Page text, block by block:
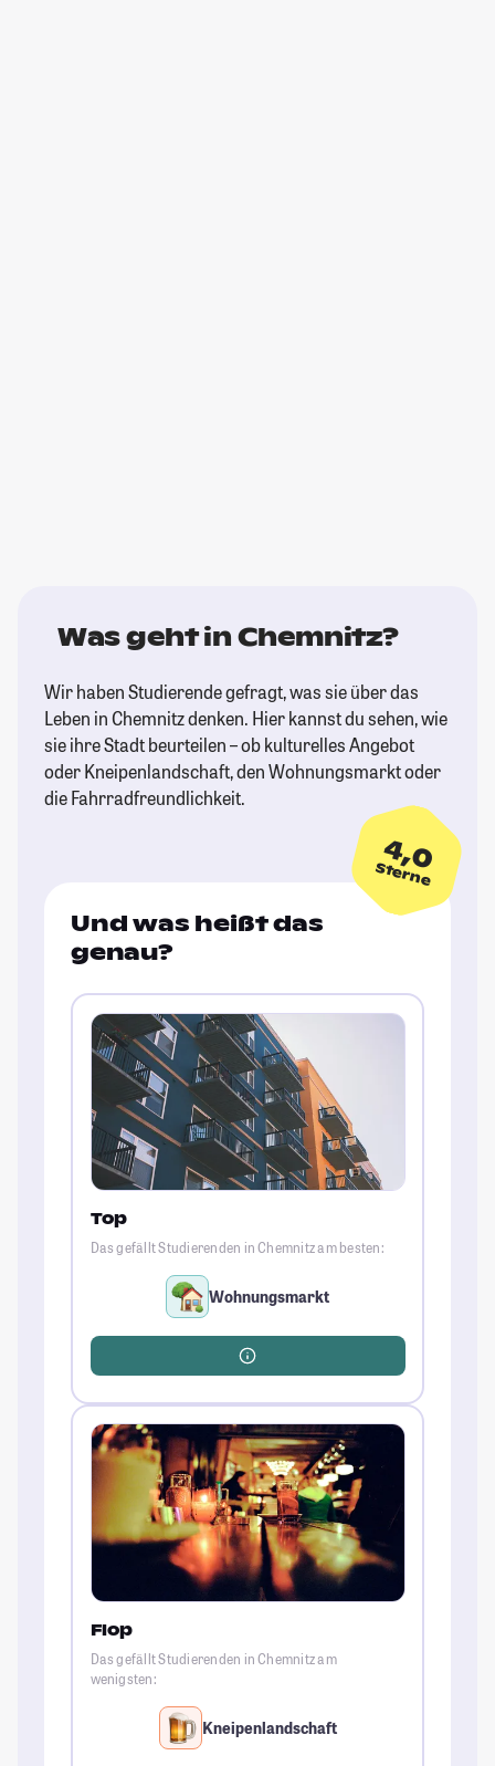
Was geht in Chemnitz?
Wir haben Studierende gefragt, was sie über das
Leben in Chemnitz denken. Hier kannst du sehen, wie
sie ihre Stadt beurteilen – ob kulturelles Angebot
oder Kneipenlandschaft, den Wohnungsmarkt oder
die Fahrradfreundlichkeit.
4,0
Sterne
Und was heißt das
genau?
Top
Das gefällt Studierenden in Chemnitz am besten:
Wohnungsmarkt
Flop
Das gefällt Studierenden in Chemnitz am
wenigsten:
Kneipenlandschaft